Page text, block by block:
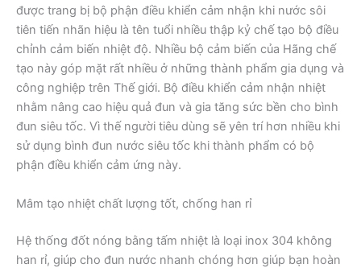
được trang bị bộ phận điều khiển cảm nhận khi nước sôi
tiên tiến nhãn hiệu là tên tuổi nhiều thập kỷ chế tạo bộ điều
chỉnh cảm biến nhiệt độ. Nhiều bộ cảm biến của Hãng chế
tạo này góp mặt rất nhiều ở những thành phẩm gia dụng và
công nghiệp trên Thế giới. Bộ điều khiển cảm nhận nhiệt
nhằm nâng cao hiệu quả đun và gia tăng sức bền cho bình
đun siêu tốc. Vì thế người tiêu dùng sẽ yên trí hơn nhiều khi
sử dụng bình đun nước siêu tốc khi thành phẩm có bộ
phận điều khiển cảm ứng này.
Mâm tạo nhiệt chất lượng tốt, chống han rỉ
Hệ thống đốt nóng bằng tấm nhiệt là loại inox 304 không
han rỉ, giúp cho đun nước nhanh chóng hơn giúp bạn hoàn